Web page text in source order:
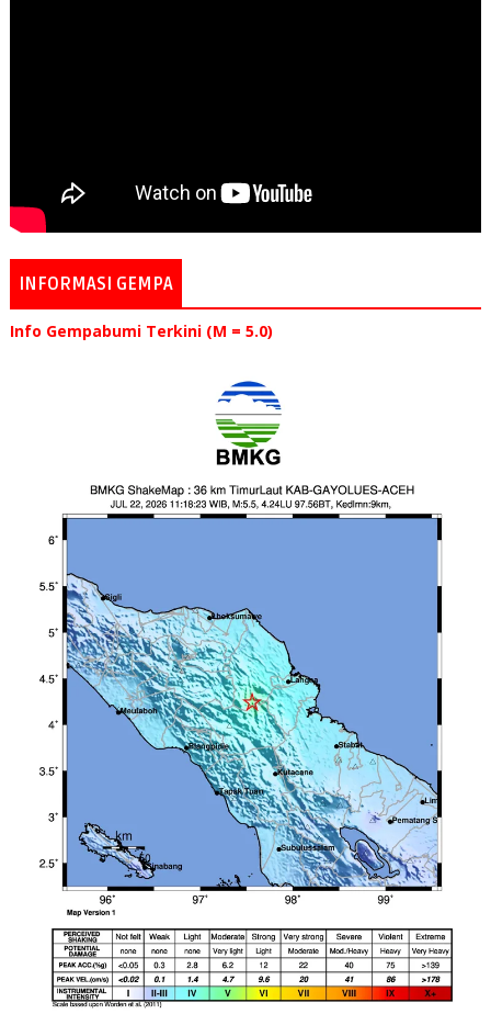
INFORMASI GEMPA
Info Gempabumi Terkini (M = 5.0)